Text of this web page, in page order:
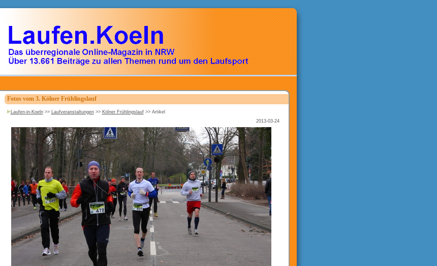
Fotos vom 3. Kölner Frühlingslauf
Laufen-in-Koeln>> Laufveranstaltungen>> Kölner Frühlingslauf>> Artikel
2013-03-24